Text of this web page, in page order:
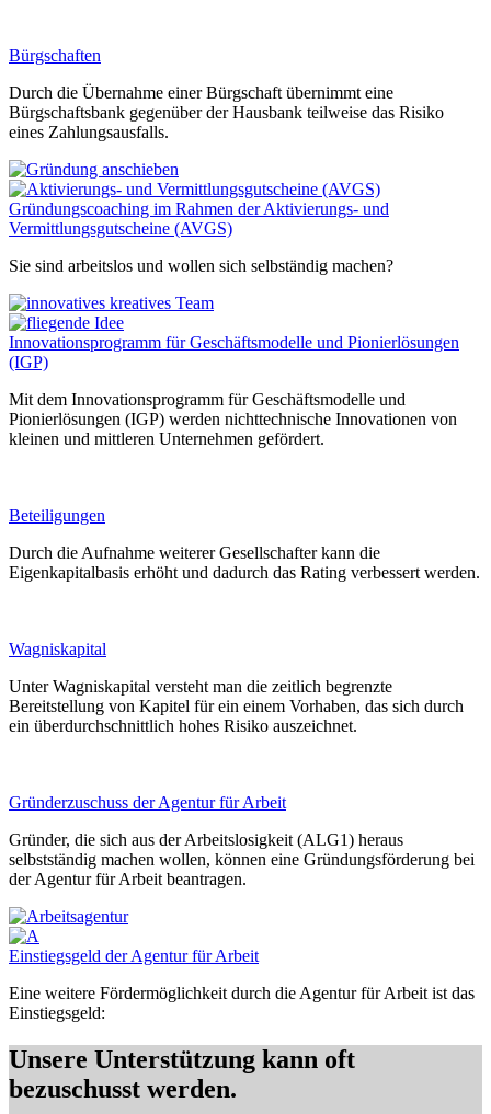
Bürgschaften
Durch die Übernahme einer Bürgschaft übernimmt eine
Bürgschaftsbank gegenüber der Hausbank teilweise das Risiko
eines Zahlungsausfalls.
Gründungscoaching im Rahmen der Aktivierungs- und
Vermittlungsgutscheine (AVGS)
Sie sind arbeitslos und wollen sich selbständig machen?
Innovationsprogramm für Geschäftsmodelle und Pionierlösungen
(IGP)
Mit dem Innovationsprogramm für Geschäftsmodelle und
Pionierlösungen (IGP) werden nichttechnische Innovationen von
kleinen und mittleren Unternehmen gefördert.
Beteiligungen
Durch die Aufnahme weiterer Gesellschafter kann die
Eigenkapitalbasis erhöht und dadurch das Rating verbessert werden.
Wagniskapital
Unter Wagniskapital versteht man die zeitlich begrenzte
Bereitstellung von Kapitel für ein einem Vorhaben, das sich durch
ein überdurchschnittlich hohes Risiko auszeichnet.
Gründerzuschuss der Agentur für Arbeit
Gründer, die sich aus der Arbeitslosigkeit (ALG1) heraus
selbstständig machen wollen, können eine Gründungsförderung bei
der Agentur für Arbeit beantragen.
Einstiegsgeld der Agentur für Arbeit
Eine weitere Fördermöglichkeit durch die Agentur für Arbeit ist das
Einstiegsgeld:
Unsere Unterstützung kann oft
bezuschusst werden.